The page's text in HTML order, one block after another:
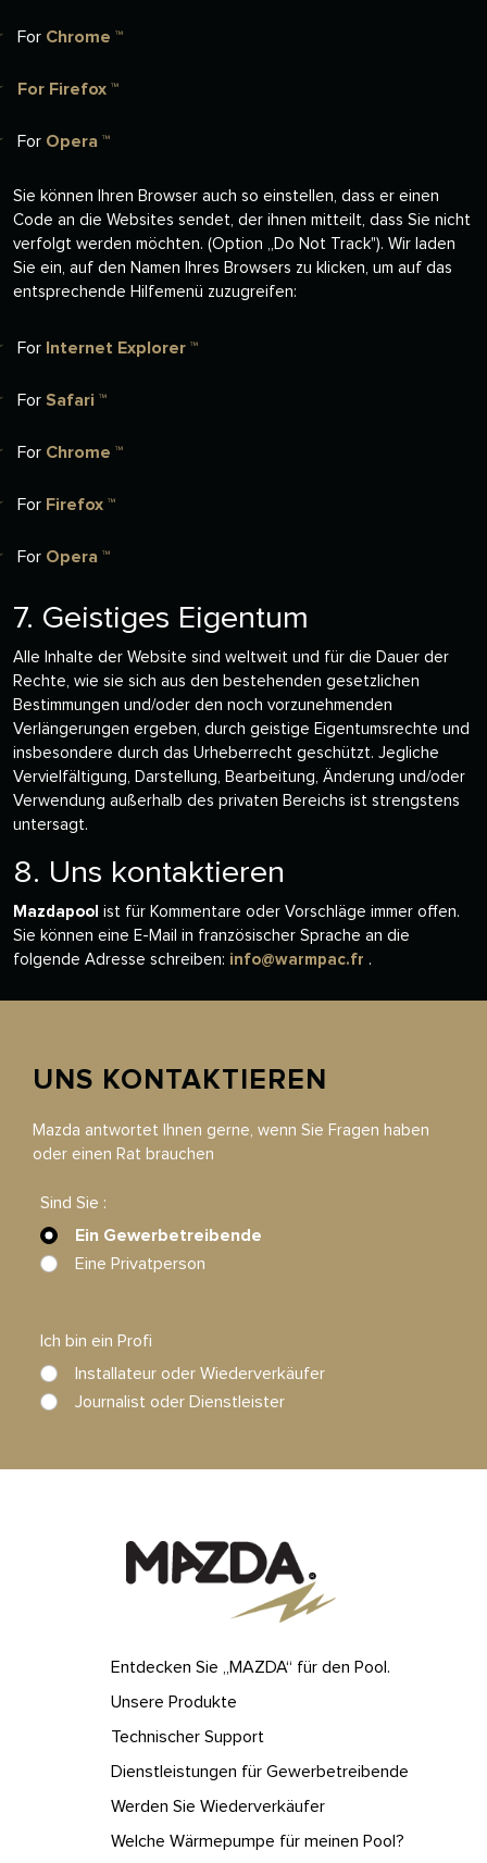
For Chrome ™
For Firefox ™
For Opera ™
Sie können Ihren Browser auch so einstellen, dass er einen
Code an die Websites sendet, der ihnen mitteilt, dass Sie nicht
verfolgt werden möchten. (Option „Do Not Track"). Wir laden
Sie ein, auf den Namen Ihres Browsers zu klicken, um auf das
entsprechende Hilfemenü zuzugreifen:
For Internet Explorer ™
For Safari ™
For Chrome ™
For Firefox ™
For Opera ™
7. Geistiges Eigentum
Alle Inhalte der Website sind weltweit und für die Dauer der
Rechte, wie sie sich aus den bestehenden gesetzlichen
Bestimmungen und/oder den noch vorzunehmenden
Verlängerungen ergeben, durch geistige Eigentumsrechte und
insbesondere durch das Urheberrecht geschützt. Jegliche
Vervielfältigung, Darstellung, Bearbeitung, Änderung und/oder
Verwendung außerhalb des privaten Bereichs ist strengstens
untersagt.
8. Uns kontaktieren
Mazdapool ist für Kommentare oder Vorschläge immer offen.
Sie können eine E-Mail in französischer Sprache an die
folgende Adresse schreiben: info@warmpac.fr .
Entdecken Sie „MAZDA“ für den Pool.
Unsere Produkte
Technischer Support
Dienstleistungen für Gewerbetreibende
Werden Sie Wiederverkäufer
Welche Wärmepumpe für meinen Pool?
UNS KONTAKTIEREN
Mazda antwortet Ihnen gerne, wenn Sie Fragen haben
oder einen Rat brauchen
Sind Sie :
Ein Gewerbetreibende
Eine Privatperson
Ich bin ein Profi
Installateur oder Wiederverkäufer
Journalist oder Dienstleister